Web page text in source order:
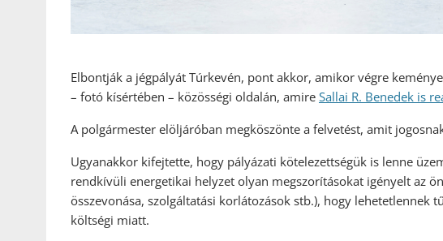
Elbontják a jégpályát Túrkevén, pont akkor, amikor végre
– fotó kísértében – közösségi oldalán, amire Sallai R. Benedek is
A polgármester elöljáróban megköszönte a felvetést, amit
Ugyanakkor kifejtette, hogy pályázati kötelezettségük is lenne
rendkívüli energetikai helyzet olyan megszorításokat igényelt az
összevonása, szolgáltatási korlátozások stb.), hogy lehetetlennek
költségi miatt.